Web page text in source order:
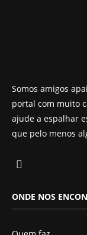
Somos amigos
portal com muito
ajude a espalhar
que pelo menos
ONDE NOS